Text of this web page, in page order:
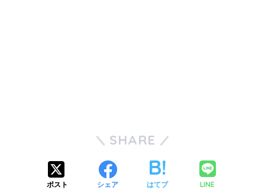
SHARE
ポスト シェア はてブ LINE